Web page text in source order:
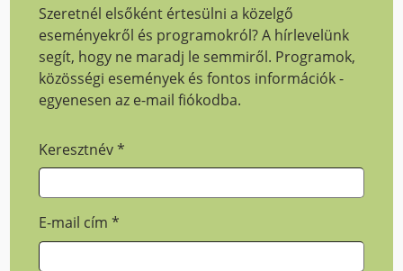
Szeretnél elsőként értesülni a közelgő
eseményekről és programokról? A hírlevelünk
segít, hogy ne maradj le semmiről. Programok,
közösségi események és fontos információk -
egyenesen az e-mail fiókodba.
Keresztnév*
E-mail cím*